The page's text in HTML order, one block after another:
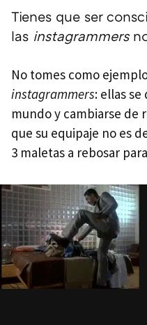
Tienes que ser
las instagrammers
No tomes como
instagrammers: ellas
mundo y cambiarse de
que su equipaje no es
3 maletas a rebosar